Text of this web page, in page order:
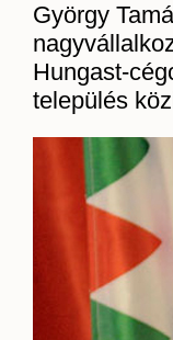
György
Hungast-
település